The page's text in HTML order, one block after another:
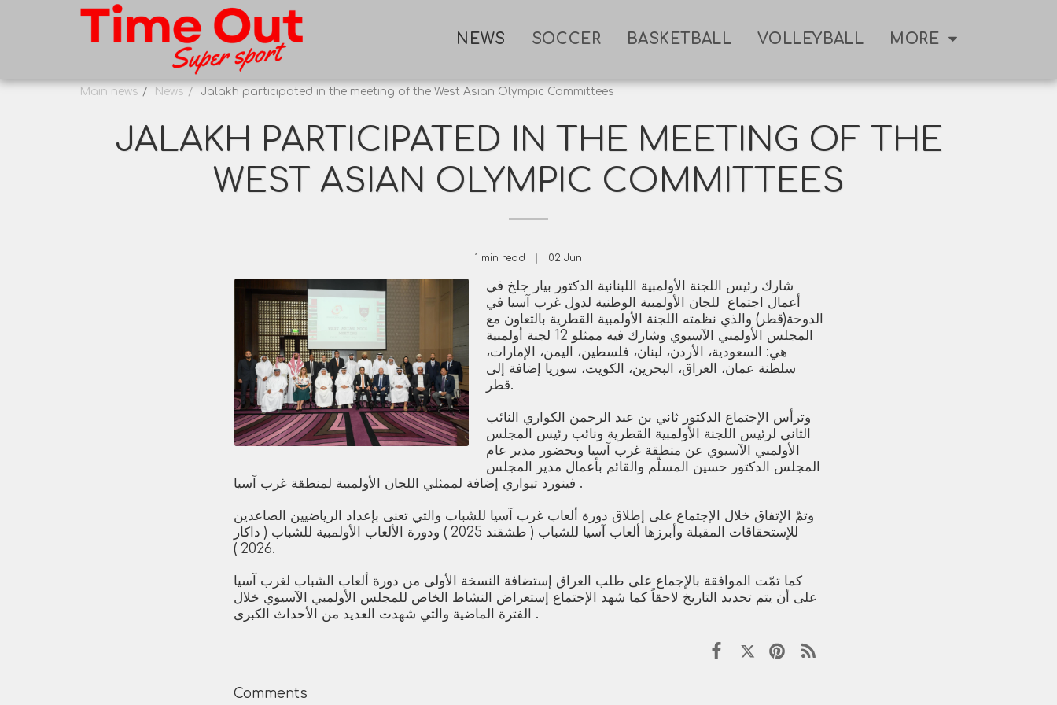
NEWS SOCCER BASKETBALL VOLLEYBALL MORE
Main news News Jalakh participated in the meeting of the West Asian Olympic Committees
JALAKH PARTICIPATED IN THE MEETING OF THE
WEST ASIAN OLYMPIC COMMITTEES
1 min read 02Jun
شارك رئيس اللجنة الأولمبية اللبنانية الدكتور بيار جلخ في
أعمال اجتماع للجان الأولمبية الوطنية لدول غرب آسيا في
الدوحة(قطر) والذي نظمته اللجنة الأولمبية القطرية بالتعاون مع
المجلس الأولمبي الآسيوي وشارك فيه ممثلو 12 لجنة أولمبية
هي: السعودية، الأردن، لبنان، فلسطين، اليمن، الإمارات،
سلطنة عمان، العراق، البحرين، الكويت، سوريا إضافة إلى
قطر.
وترأس الإجتماع الدكتور ثاني بن عبد الرحمن الكواري النائب
الثاني لرئيس اللجنة الأولمبية القطرية ونائب رئيس المجلس
الأولمبي الآسيوي عن منطقة غرب آسيا وبحضور مدير عام
المجلس الدكتور حسين المسلّم والقائم بأعمال مدير المجلس
فينورد تيواري إضافة لممثلي اللجان الأولمبية لمنطقة غرب آسيا .
وتمّ الإتفاق خلال الإجتماع على إطلاق دورة ألعاب غرب آسيا للشباب والتي تعنى بإعداد الرياضيين الصاعدين
للإستحقاقات المقبلة وأبرزها ألعاب آسيا للشباب ( طشقند 2025 ) ودورة الألعاب الأولمبية للشباب ( داكار
2026 ).
كما تمّت الموافقة بالإجماع على طلب العراق إستضافة النسخة الأولى من دورة ألعاب الشباب لغرب آسيا
على أن يتم تحديد التاريخ لاحقاً كما شهد الإجتماع إستعراض النشاط الخاص للمجلس الأولمبي الآسيوي خلال
الفترة الماضية والتي شهدت العديد من الأحداث الكبرى .
Comments